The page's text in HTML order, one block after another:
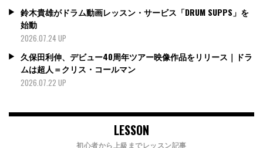
鈴木貴雄がドラム動画レッスン・サービス「DRUM SUPPS」を
始動
2026.07.24 UP
久保田利伸、デビュー40周年ツアー映像作品をリリース｜ドラ
ムは超人＝クリス・コールマン
2026.07.22 UP
LESSON
初心者から上級までレッスン記事